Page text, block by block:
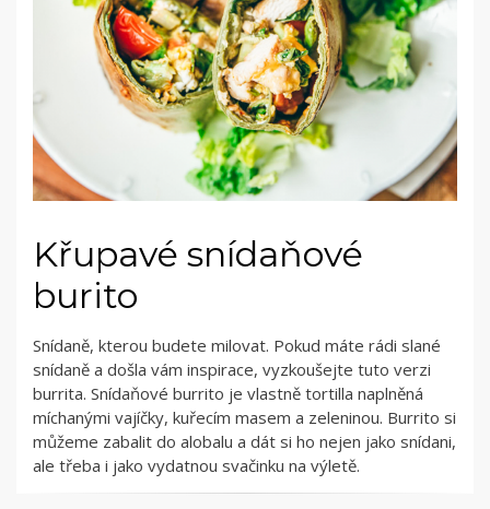
Křupavé snídaňové
burito
Snídaně, kterou budete milovat. Pokud máte rádi slané
snídaně a došla vám inspirace, vyzkoušejte tuto verzi
burrita. Snídaňové burrito je vlastně tortilla naplněná
míchanými vajíčky, kuřecím masem a zeleninou. Burrito si
můžeme zabalit do alobalu a dát si ho nejen jako snídani,
ale třeba i jako vydatnou svačinku na výletě.